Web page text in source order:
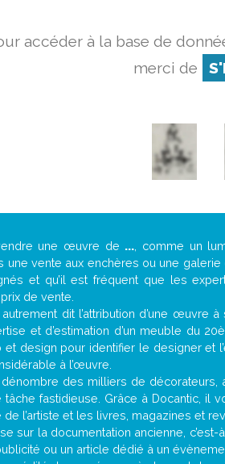
accéder à la base de
merci de
une œuvre de ... , comme un
une vente aux enchères ou une galerie
et qu’il est fréquent que les
de vente.
autrement dit l’attribution d’une
et d’estimation d’un meuble du
design pour identifier le designer et
à l’œuvre.
des milliers de décorateurs,
tâche fastidieuse. Grâce à Docantic,
de l’artiste et les livres, magazines et
sur la documentation ancienne,
ou un article dédié à un